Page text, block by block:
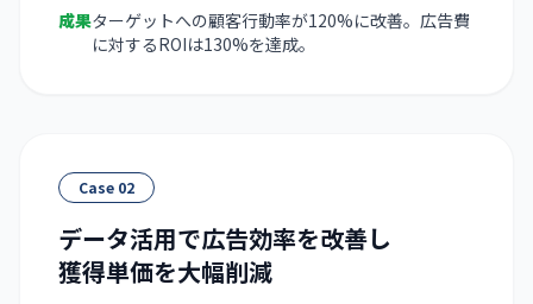
成果ターゲットへの顧客行動率が120%に改善。広告費
に対するROIは130%を達成。
Case 02
データ活用で広告効率を改善し
獲得単価を大幅削減